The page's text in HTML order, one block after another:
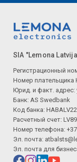
SIA "Lemona
Регистрационный
Номер плательщика
Юрид. и факт. адрес:
Банк: AS Swedbank
Код банка: HABALV22
Расчетный счет:
Номер телефона:
Эл. почта:
Эл. почта для